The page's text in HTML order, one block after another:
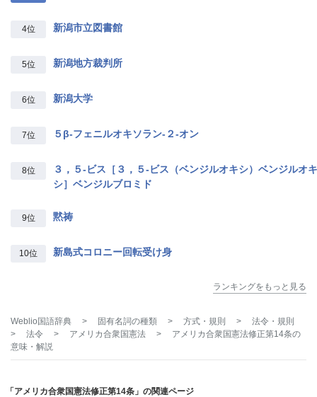
4位 新潟市立図書館
5位 新潟地方裁判所
6位 新潟大学
7位 ５β‐フェニルオキソラン‐２‐オン
8位
３，５‐ビス［３，５‐ビス（ベンジルオキシ）ベンジルオキ
シ］ベンジルブロミド
9位 黙祷
10位 新島式コロニー回転受け身
ランキングをもっと見る
Weblio国語辞典 > 固有名詞の種類 > 方式・規則 >
法令・規則
>
法令 > アメリカ合衆国憲法 > アメリカ合衆国憲法修正第14条の
意味・解説
「アメリカ合衆国憲法修正第14条」の関連ページ